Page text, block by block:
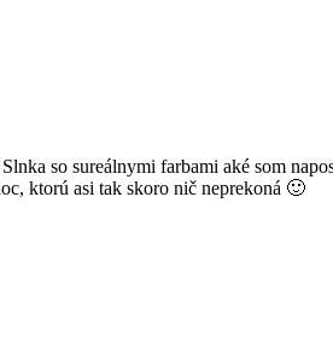
so sureálnymi farbami aké som
ktorú asi tak skoro nič neprekoná 🙂